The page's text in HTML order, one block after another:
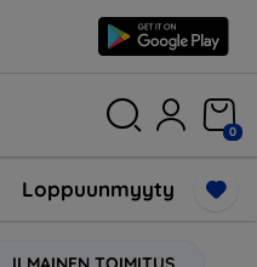
0
Loppuunmyyty